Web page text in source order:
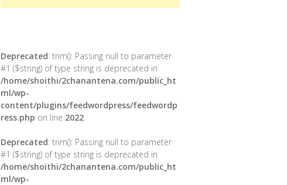
Deprecated: trim(): Passing null to parameter
#1 ($string) of type string is deprecated in
/home/shoithi/2chanantena.com/public_ht
ml/wp-
content/plugins/feedwordpress/feedwordp
ress.php on line 2022
Deprecated: trim(): Passing null to parameter
#1 ($string) of type string is deprecated in
/home/shoithi/2chanantena.com/public_ht
ml/wp-